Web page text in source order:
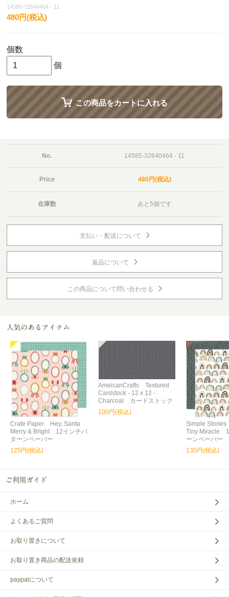
14585-32640464 - 11
480円(税込)
個数
個
この商品をカートに入れる
No. 14585-32640464 - 11
Price 480円(税込)
在庫数 あと5個です
支払い・配送について
返品について
この商品について問い合わせる
Crate Paper Hey, Santa
Merry & Bright 12インチパ
ターンペーパー
125円(税込)
AmeicanCrafts Textured
Cardstock - 12 x 12 -
Charcoal カードストック
100円(税込)
Simple
Tiny Miracle
ーンペーパー
130円(税込)
ホーム
よくあるご質問
お取り置きについて
お取り置き商品の配送依頼
paypalについて